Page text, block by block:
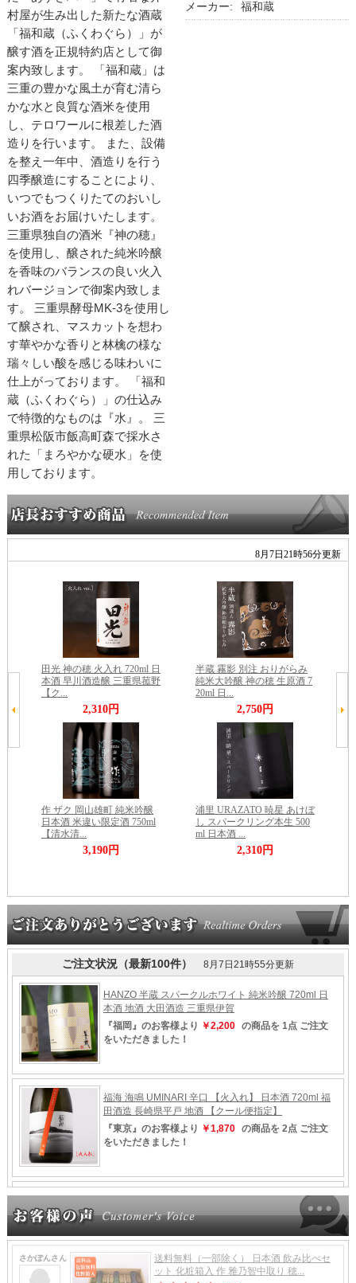
村屋が生み出した新たな酒蔵
「福和蔵（ふくわぐら）」が
醸す酒を正規特約店として御
案内致します。 「福和蔵」は
三重の豊かな風土が育む清ら
かな水と良質な酒米を使用
し、テロワールに根差した酒
造りを行います。 また、設備
を整え一年中、酒造りを行う
四季醸造にすることにより、
いつでもつくりたてのおいし
いお酒をお届けいたします。
三重県独自の酒米『神の穂』
を使用し、醸された純米吟醸
を香味のバランスの良い火入
れバージョンで御案内致しま
す。 三重県酵母MK-3を使用し
て醸され、マスカットを想わ
す華やかな香りと林檎の様な
瑞々しい酸を感じる味わいに
仕上がっております。 「福和
蔵（ふくわぐら）」の仕込み
で特徴的なものは『水』。 三
重県松阪市飯高町森で採水さ
れた「まろやかな硬水」を使
用しております。
メーカー: 福和蔵